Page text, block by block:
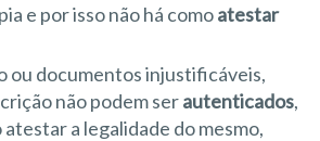
e por isso não há comoatestar
ou documentos injustificáveis,
não podem serautenticados,
atestar a legalidade do mesmo,